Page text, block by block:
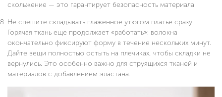
скольжение — это гарантирует безопасность материала.
Не спешите складывать глаженное утюгом платье сразу.
Горячая ткань еще продолжает «работать»: волокна
окончательно фиксируют форму в течение нескольких минут.
Дайте вещи полностью остыть на плечиках, чтобы складки не
вернулись. Это особенно важно для струящихся тканей и
материалов с добавлением эластана.